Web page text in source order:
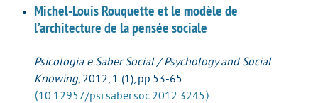
Michel-Louis Rouquette et le modèle de
l’architecture de la pensée sociale
Psicologia e Saber Social / Psychology and Social
Knowing, 2012, 1 (1), pp.53-65.
⟨10.12957/psi.saber.soc.2012.3245⟩